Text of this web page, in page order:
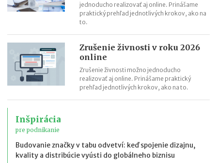
jednoducho realizovať aj online. Prinášame
praktický prehľad jednotlivých krokov, ako na
to.
Zrušenie živnosti v roku 2026
online
Zrušenie živnosti možno jednoducho
realizovať aj online. Prinášame praktický
prehľad jednotlivých krokov, ako na to.
Inšpirácia
pre podnikanie
Budovanie značky v tabu odvetví: keď spojenie dizajnu,
kvality a distribúcie vyústi do globálneho biznisu